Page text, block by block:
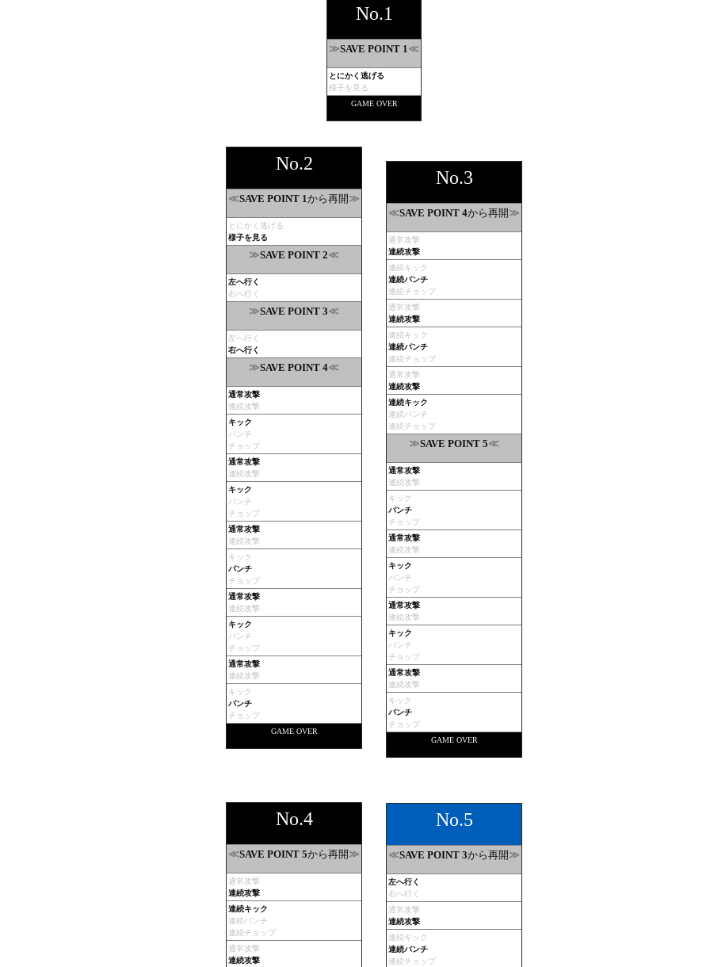
No.1
≫SAVE POINT 1 ≪
とにかく逃げる
様子を見る
GAME OVER
No.2
≪SAVE POINT 1から再開≫
とにかく逃げる
様子を見る
≫SAVE POINT 2≪
左へ行く
右へ行く
≫SAVE POINT 3≪
左へ行く
右へ行く
≫SAVE POINT 4≪
通常攻撃
連続攻撃
キック
パンチ
チョップ
通常攻撃
連続攻撃
キック
パンチ
チョップ
通常攻撃
連続攻撃
キック
パンチ
チョップ
通常攻撃
連続攻撃
キック
パンチ
チョップ
通常攻撃
連続攻撃
キック
パンチ
チョップ
GAME OVER
No.3
≪SAVE POINT 4から再開≫
通常攻撃
連続攻撃
連続キック
連続パンチ
連続チョップ
通常攻撃
連続攻撃
連続キック
連続パンチ
連続チョップ
通常攻撃
連続攻撃
連続キック
連続パンチ
連続チョップ
≫SAVE POINT 5≪
通常攻撃
連続攻撃
キック
パンチ
チョップ
通常攻撃
連続攻撃
キック
パンチ
チョップ
通常攻撃
連続攻撃
キック
パンチ
チョップ
通常攻撃
連続攻撃
キック
パンチ
チョップ
GAME OVER
No.4
≪SAVE POINT 5から再開≫
通常攻撃
連続攻撃
連続キック
連続パンチ
連続チョップ
通常攻撃
連続攻撃
No.5
≪SAVE POINT 3から再開≫
左へ行く
右へ行く
通常攻撃
連続攻撃
連続キック
連続パンチ
連続チョップ